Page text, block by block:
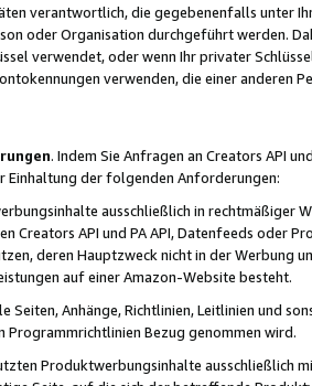
verantwortlich, die gegebenenfalls unter
oder Organisation durchgeführt werden.
verwendet, oder wenn Ihr privater
verwenden, die einer anderen
. Indem Sie Anfragen an Creators API
Einhaltung der folgenden Anforderungen:
ausschließlich in rechtmäßiger
Creators API und PA API, Datenfeeds oder
deren Hauptzweck nicht in der Werbung
auf einer Amazon-Website besteht.
Seiten, Anhänge, Richtlinien, Leitlinien und
Programmrichtlinien Bezug genommen wird.
Produktwerbungsinhalte ausschließlich